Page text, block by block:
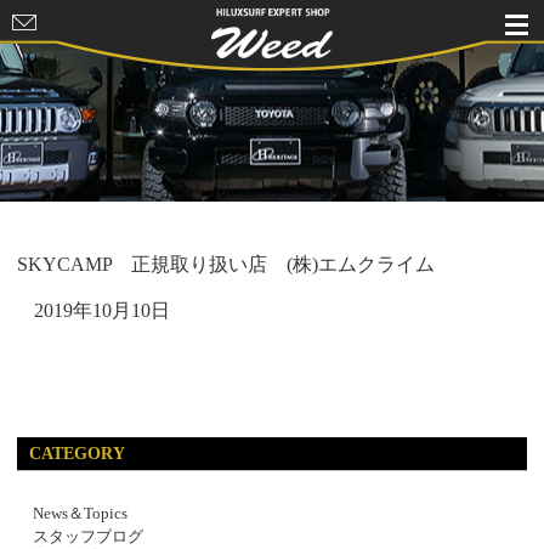
HILUXSURF
EXPERT
SHOP Weed
SKYCAMP 正規取り扱い店 (株)エムクライム
2019年10月10日
CATEGORY
News＆Topics
スタッフブログ